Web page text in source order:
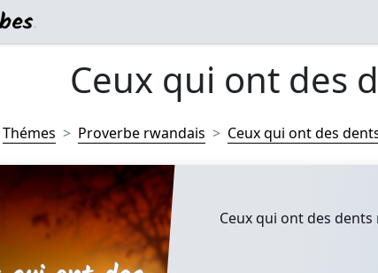
Ceux qui ont des
Thémes Proverbe rwandais Ceux qui ont des
Ceux qui ont des dents